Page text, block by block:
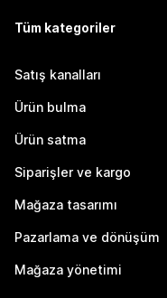
Tüm kategoriler
Satış kanalları
Ürün bulma
Ürün satma
Siparişler ve kargo
Mağaza tasarımı
Pazarlama ve dönüşüm
Mağaza yönetimi